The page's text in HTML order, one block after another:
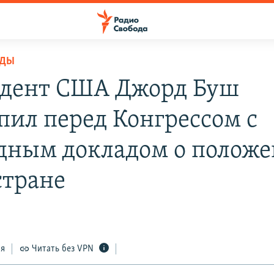
США Джорд Буш
перед Конгрессом с
докладом о
Читать без VPN